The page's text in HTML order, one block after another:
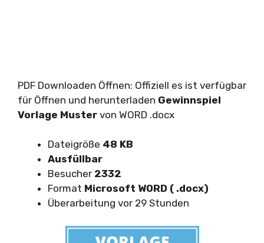
PDF Downloaden Öffnen: Offiziell es ist verfügbar
für Öffnen und herunterladen Gewinnspiel
Vorlage Muster von WORD .docx
Dateigröße 48 KB
Ausfüllbar
Besucher 2332
Format Microsoft WORD ( .docx)
Überarbeitung vor 29 Stunden